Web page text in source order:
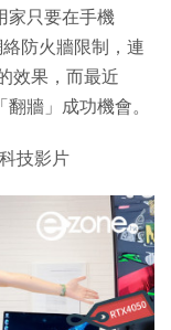
家只要在手機
防火牆限制，連
效果，而最近
牆」成功機會。
技影片